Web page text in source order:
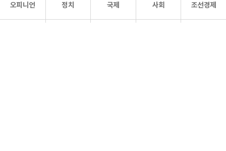
오피니언 정치 국제 사회 조선경제